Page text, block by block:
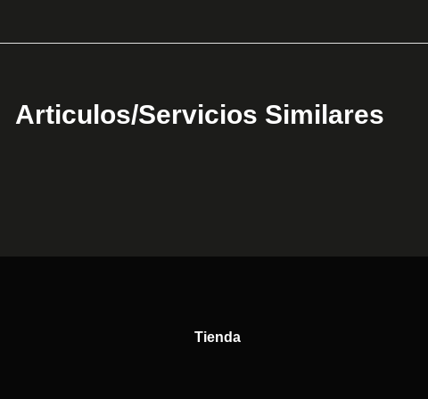
Articulos/Servicios Similares
Tienda